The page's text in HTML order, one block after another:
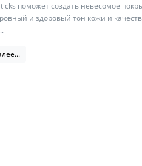
поможет создать невесомое
и здоровый тон кожи и